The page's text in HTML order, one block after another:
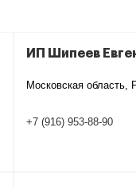
ИП Шипеев
Московская
+7 (916) 953-88-90